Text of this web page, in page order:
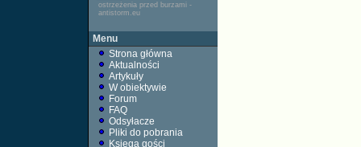
ostrzeżenia przed burzami -
antistorm.eu
Menu
Strona główna
Aktualności
Artykuły
W obiektywie
Forum
FAQ
Odsyłacze
Pliki do pobrania
Księga gości